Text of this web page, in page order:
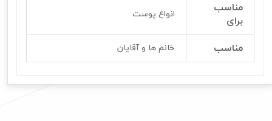
مناسب
برای
انواع پوست
مناسب خانم ها و آقایان